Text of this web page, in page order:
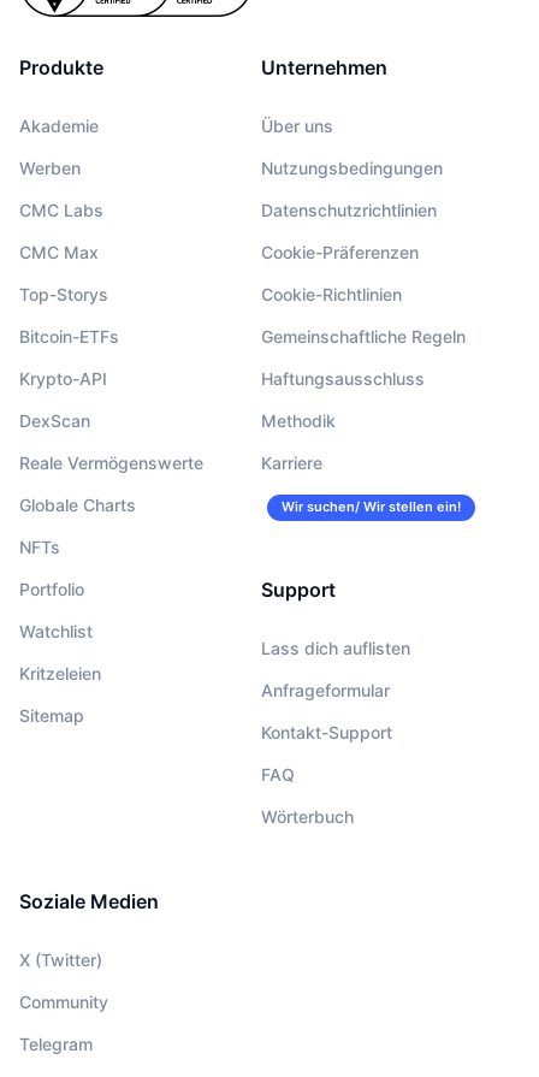
Produkte
Akademie
Werben
CMC Labs
CMC Max
Top-Storys
Bitcoin-ETFs
Krypto-API
DexScan
Reale Vermögenswerte
Globale Charts
NFTs
Portfolio
Watchlist
Kritzeleien
Sitemap
Unternehmen
Über uns
Nutzungsbedingungen
Datenschutzrichtlinien
Cookie-Präferenzen
Cookie-Richtlinien
Gemeinschaftliche Regeln
Haftungsausschluss
Methodik
Karriere
Wir suchen/ Wir stellen ein!
Support
Lass dich auflisten
Anfrageformular
Kontakt-Support
FAQ
Wörterbuch
Soziale Medien
X (Twitter)
Community
Telegram